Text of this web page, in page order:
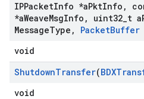
IPPacketInfo *aPktInfo ,
*aWeaveMsgInfo , uint32 t a
MessageType , PacketBuffer
void
ShutdownTransfer(
void